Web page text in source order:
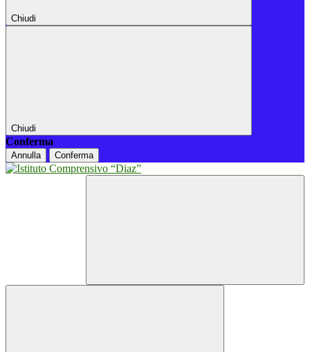
Chiudi
Chiudi
Conferma
Annulla Conferma